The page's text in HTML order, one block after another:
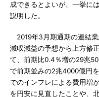
成できるとよいが、一挙に
説明した。
2019年3月期通期の連結
減収減益の予想から上方修
て、前期比0.4％増の29兆
で前期並みの2兆4000億円
でのインフレによる費用増
を円安に見直したことや、